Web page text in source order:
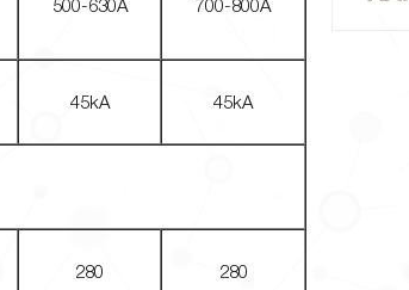
500-630A 700-800A
45kA 45kA
280 280